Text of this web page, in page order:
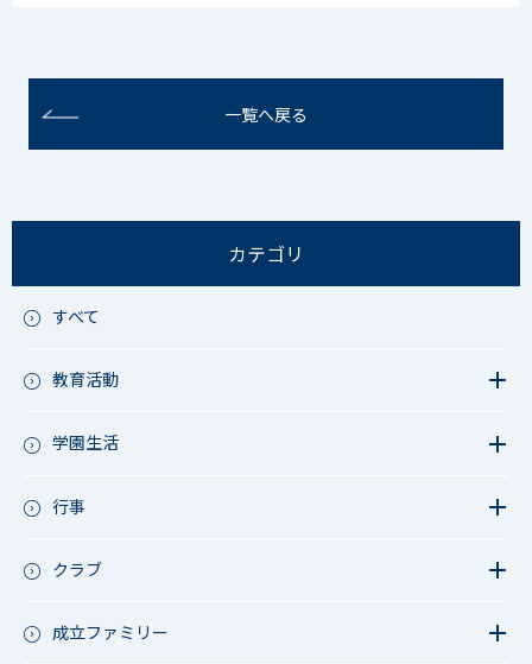
一覧へ戻る
カテゴリ
すべて
教育活動
教育活動（高校）
アース・プロジェクト
学園生活
今日の1枚～ｸﾗｽ&ｸﾗﾌﾞ編～
行事
成立祭（文化祭）
クラブ
軟式野球
成立ファミリー